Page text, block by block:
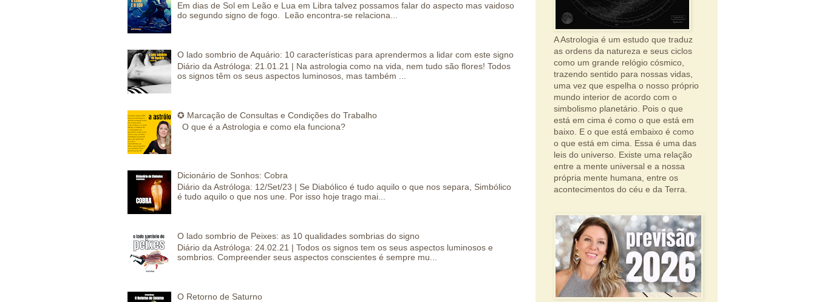
Em dias de Sol em Leão e Lua em Libra talvez possamos falar do aspecto mas vaidoso
do segundo signo de fogo. Leão encontra-se relaciona...
O lado sombrio de Aquário: 10 características para aprendermos a lidar com este signo
Diário da Astróloga: 21.01.21 | Na astrologia como na vida, nem tudo são flores! Todos
os signos têm os seus aspectos luminosos, mas também ...
✪ Marcação de Consultas e Condições do Trabalho
O que é a Astrologia e como ela funciona?
Dicionário de Sonhos: Cobra
Diário da Astróloga: 12/Set/23 | Se Diabólico é tudo aquilo o que nos separa, Simbólico
é tudo aquilo o que nos une. Por isso hoje trago mai...
O lado sombrio de Peixes: as 10 qualidades sombrias do signo
Diário da Astróloga: 24.02.21 | Todos os signos tem os seus aspectos luminosos e
sombrios. Compreender seus aspectos conscientes é sempre mu...
O Retorno de Saturno
A Astrologia é um estudo que traduz
as ordens da natureza e seus ciclos
como um grande relógio cósmico,
trazendo sentido para nossas vidas,
uma vez que espelha o nosso próprio
mundo interior de acordo com o
simbolismo planetário. Pois o que
está em cima é como o que está em
baixo. E o que está embaixo é como
o que está em cima. Essa é uma das
leis do universo. Existe uma relação
entre a mente universal e a nossa
própria mente humana, entre os
acontecimentos do céu e da Terra.